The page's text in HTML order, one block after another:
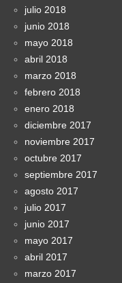
julio 2018
junio 2018
mayo 2018
abril 2018
marzo 2018
febrero 2018
enero 2018
diciembre 2017
noviembre 2017
octubre 2017
septiembre 2017
agosto 2017
julio 2017
junio 2017
mayo 2017
abril 2017
marzo 2017